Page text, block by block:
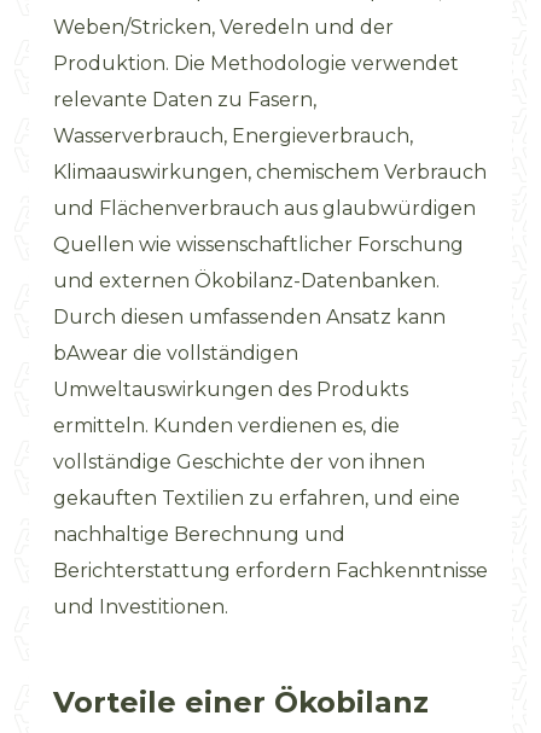
Weben/Stricken, Veredeln und der
Produktion. Die Methodologie verwendet
relevante Daten zu Fasern,
Wasserverbrauch, Energieverbrauch,
Klimaauswirkungen, chemischem Verbrauch
und Flächenverbrauch aus glaubwürdigen
Quellen wie wissenschaftlicher Forschung
und externen Ökobilanz-Datenbanken.
Durch diesen umfassenden Ansatz kann
bAwear die vollständigen
Umweltauswirkungen des Produkts
ermitteln. Kunden verdienen es, die
vollständige Geschichte der von ihnen
gekauften Textilien zu erfahren, und eine
nachhaltige Berechnung und
Berichterstattung erfordern Fachkenntnisse
und Investitionen.
Vorteile einer Ökobilanz